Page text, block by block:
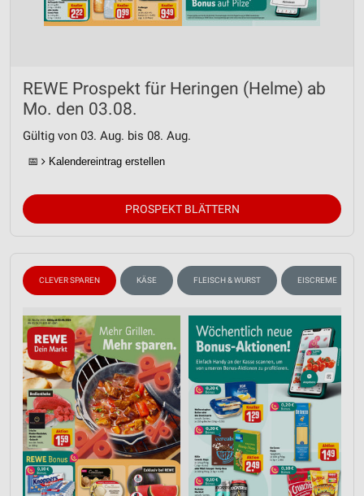
REWE Prospekt für Heringen (Helme) ab
Mo. den 03.08.
Gültig von 03. Aug. bis 08. Aug.
📅 Kalendereintrag erstellen
PROSPEKT BLÄTTERN
CLEVER SPAREN KÄSE FLEISCH & WURST EISCREME